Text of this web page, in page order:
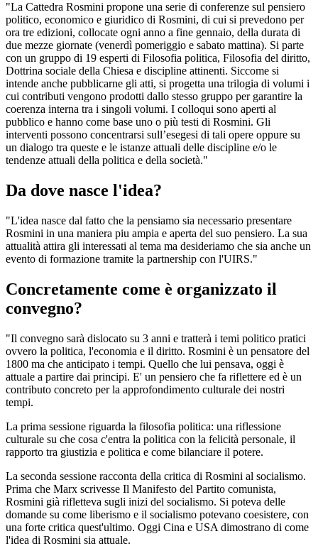
"La Cattedra Rosmini propone una serie di conferenze sul pensiero
politico, economico e giuridico di Rosmini, di cui si prevedono per
ora tre edizioni, collocate ogni anno a fine gennaio, della durata di
due mezze giornate (venerdì pomeriggio e sabato mattina). Si parte
con un gruppo di 19 esperti di Filosofia politica, Filosofia del diritto,
Dottrina sociale della Chiesa e discipline attinenti. Siccome si
intende anche pubblicarne gli atti, si progetta una trilogia di volumi i
cui contributi vengono prodotti dallo stesso gruppo per garantire la
coerenza interna tra i singoli volumi. I colloqui sono aperti al
pubblico e hanno come base uno o più testi di Rosmini. Gli
interventi possono concentrarsi sull’esegesi di tali opere oppure su
un dialogo tra queste e le istanze attuali delle discipline e/o le
tendenze attuali della politica e della società."
Da dove nasce l'idea?
"L'idea nasce dal fatto che la pensiamo sia necessario presentare
Rosmini in una maniera piu ampia e aperta del suo pensiero. La sua
attualità attira gli interessati al tema ma desideriamo che sia anche un
evento di formazione tramite la partnership con l'UIRS."
Concretamente come è organizzato il
convegno?
"Il convegno sarà dislocato su 3 anni e tratterà i temi politico pratici
ovvero la politica, l'economia e il diritto. Rosmini è un pensatore del
1800 ma che anticipato i tempi. Quello che lui pensava, oggi è
attuale a partire dai principi. E' un pensiero che fa riflettere ed è un
contributo concreto per la approfondimento culturale dei nostri
tempi.
La prima sessione riguarda la filosofia politica: una riflessione
culturale su che cosa c'entra la politica con la felicità personale, il
rapporto tra giustizia e politica e come bilanciare il potere.
La seconda sessione racconta della critica di Rosmini al socialismo.
Prima che Marx scrivesse Il Manifesto del Partito comunista,
Rosmini già rifletteva sugli inizi del socialismo. Si poteva delle
domande su come liberismo e il socialismo potevano coesistere, con
una forte critica quest'ultimo. Oggi Cina e USA dimostrano di come
l'idea di Rosmini sia attuale.